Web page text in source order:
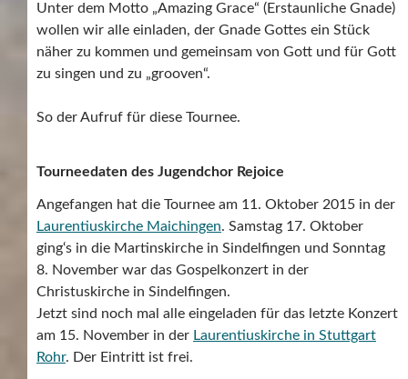
Unter dem Motto „Amazing Grace“ (Erstaunliche Gnade)
wollen wir alle einladen, der Gnade Gottes ein Stück
näher zu kommen und gemeinsam von Gott und für Gott
zu singen und zu „grooven“.
So der Aufruf für diese Tournee.
Tourneedaten des Jugendchor Rejoice
Angefangen hat die Tournee am 11. Oktober 2015 in der
Laurentiuskirche Maichingen. Samstag 17. Oktober
ging‘s in die Martinskirche in Sindelfingen und Sonntag
8. November war das Gospelkonzert in der
Christuskirche in Sindelfingen.
Jetzt sind noch mal alle eingeladen für das letzte Konzert
am 15. November in der Laurentiuskirche in Stuttgart
Rohr. Der Eintritt ist frei.